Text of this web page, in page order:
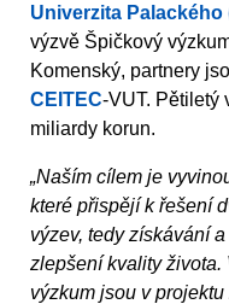
Univerzita Palackého
výzvě Špičkový
Komenský, partnery
CEITEC-VUT. Pětiletý
miliardy korun.
„Naším cílem je
které přispějí k řešení
výzev, tedy získávání
zlepšení kvality života.
výzkum jsou v